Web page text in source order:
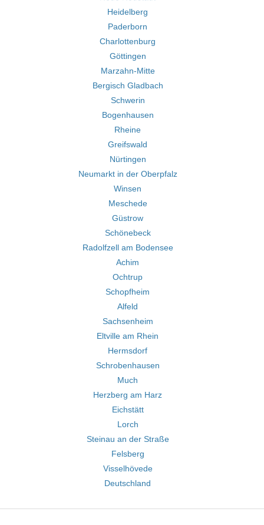
Heidelberg
Paderborn
Charlottenburg
Göttingen
Marzahn-Mitte
Bergisch Gladbach
Schwerin
Bogenhausen
Rheine
Greifswald
Nürtingen
Neumarkt in der Oberpfalz
Winsen
Meschede
Güstrow
Schönebeck
Radolfzell am Bodensee
Achim
Ochtrup
Schopfheim
Alfeld
Sachsenheim
Eltville am Rhein
Hermsdorf
Schrobenhausen
Much
Herzberg am Harz
Eichstätt
Lorch
Steinau an der Straße
Felsberg
Visselhövede
Deutschland